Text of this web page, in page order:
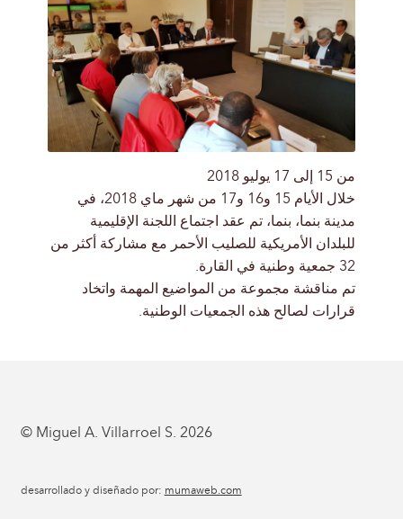
من 15 إلى 17 يوليو 2018
خلال الأيام 15 و16 و17 من شهر ماي 2018، في
مدينة بنما، بنما، تم عقد اجتماع اللجنة الإقليمية
للبلدان الأمريكية للصليب الأحمر مع مشاركة أكثر من
32 جمعية وطنية في القارة.
تم مناقشة مجموعة من المواضيع المهمة واتخاد
قرارات لصالح هذه الجمعيات الوطنية.
© Miguel A. Villarroel S. 2026
desarrollado y diseñado por: mumaweb.com